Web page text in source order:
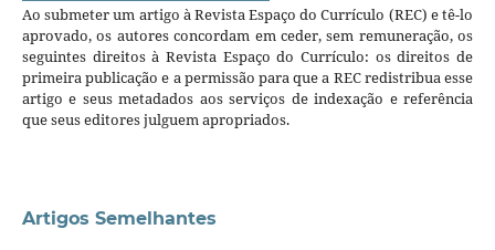
Ao submeter um artigo à Revista Espaço do Currículo (REC) e tê-lo
aprovado, os autores concordam em ceder, sem remuneração, os
seguintes direitos à Revista Espaço do Currículo: os direitos de
primeira publicação e a permissão para que a REC redistribua esse
artigo e seus metadados aos serviços de indexação e referência
que seus editores julguem apropriados.
Artigos Semelhantes